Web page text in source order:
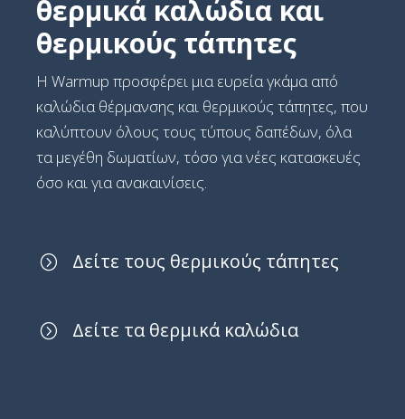
θερμικά καλώδια και
θερμικούς τάπητες
Η Warmup προσφέρει μια ευρεία γκάμα από
καλώδια θέρμανσης και θερμικούς τάπητες, που
καλύπτουν όλους τους τύπους δαπέδων, όλα
τα μεγέθη δωματίων, τόσο για νέες κατασκευές
όσο και για ανακαινίσεις.
Δείτε τους θερμικούς τάπητες
Δείτε τα θερμικά καλώδια